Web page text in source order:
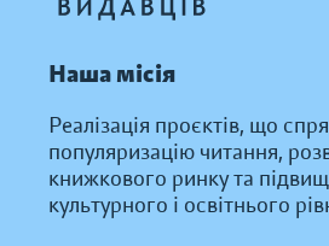
Наша місія
Реалізація проєктів, що
популяризацію читання,
книжкового ринку та
культурного і освітнього